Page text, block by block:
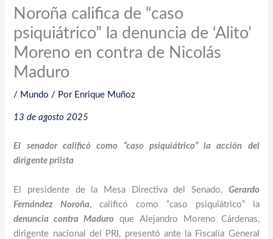
Noroña califica de “caso
psiquiátrico” la denuncia de ‘Alito’
Moreno en contra de Nicolás
Maduro
/ Mundo / Por Enrique Muñoz
13 de agosto 2025
El senador calificó como “caso psiquiátrico” la acción del
dirigente priista
El presidente de la Mesa Directiva del Senado, Gerardo
Fernández Noroña, calificó como “caso psiquiátrico” la
denuncia contra Maduro que Alejandro Moreno Cárdenas,
dirigente nacional del PRI, presentó ante la Fiscalía General